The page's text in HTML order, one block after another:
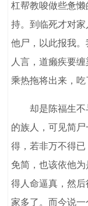
杠帮教唆做些惫
持。到临死才对
他尸，以此报我
人言，道癞疾要
乘热拖将出来，吃
却是陈福生不
的族人，可见简
得，若非万不得
免简，也该依他
得人命逼真，然
家多了。而今说